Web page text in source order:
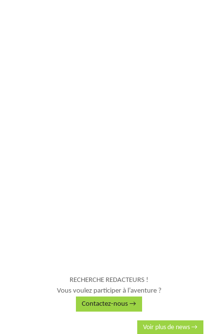
RECHERCHE REDACTEURS !
Vous voulez participer à l’aventure ?
Contactez-nous →
Voir plus de news →